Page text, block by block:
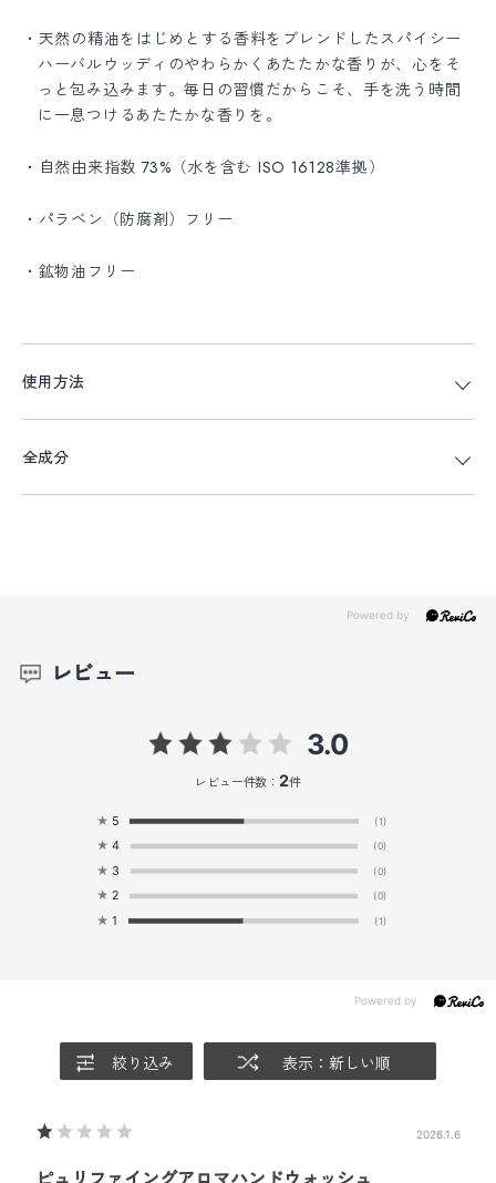
・天然の精油をはじめとする香料をブレンドしたスパイシー
ハーバルウッディのやわらかくあたたかな香りが、心をそ
っと包み込みます。毎日の習慣だからこそ、手を洗う時間
に一息つけるあたたかな香りを。
・自然由来指数 73%（水を含む ISO 16128準拠）
・パラベン（防腐剤）フリー
・鉱物油フリー
使用方法
全成分
レビュー
3.0
レビュー件数： 2件
★ 5 (1)
★ 4 (0)
★ 3 (0)
★ 2 (0)
★ 1 (1)
絞り込み 表示：新しい順
2026.1.6
ピュリファイングアロマハンドウォッシュ